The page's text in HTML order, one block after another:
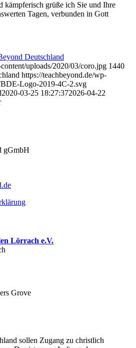
kämpferisch grüße ich Sie und Ihre
Tagen, verbunden in Gott
Deutschland
uploads/2020/03/coro.jpg 1440
https://teachbeyond.de/wp-
Logo-2019-4C-2.svg
2020-03-25 18:27:372026-04-22
gGmbH
Lörrach e.V.
Grove
sollen Zugang zu christlich